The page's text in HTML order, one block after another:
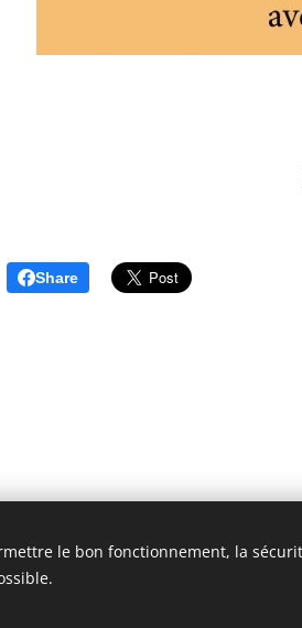
Share
dei Penitenzieri 19 -00193 ROMA
le bon fonctionnement, la